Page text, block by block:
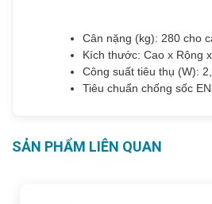
Cân nặng (kg): 280 cho
Kích thước: Cao x Rộng
Công suất tiêu thụ (W):
Tiêu chuẩn chống sốc
SẢN PHẨM LIÊN QUAN